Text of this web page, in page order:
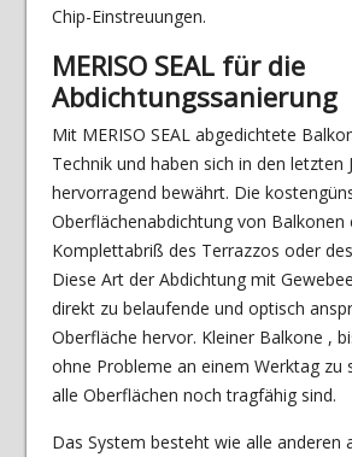
Chip-Einstreuungen.
MERISO SEAL für die
Abdichtungssanierung
Mit MERISO SEAL abgedichtete
Technik und haben sich in den letzten
hervorragend bewährt. Die
Oberflächenabdichtung von Balkonen
Komplettabriß des Terrazzos oder
Diese Art der Abdichtung mit
direkt zu belaufende und optisch
Oberfläche hervor. Kleiner Balkone ,
ohne Probleme an einem Werktag zu
alle Oberflächen noch tragfähig sind.
Das System besteht wie alle anderen